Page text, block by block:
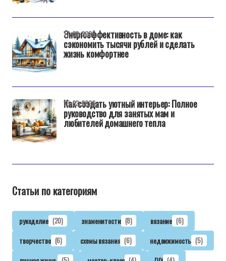
Энергоэффективность в доме: как
сэкономить тысячи рублей и сделать
жизнь комфортнее
17-02-2026
Как создать уютный интерьер: Полное
руководство для занятых мам и
любителей домашнего тепла
16-02-2026
Статьи по категориям
рукоделие (20) знаменитости (8) вязание (6)
творчество (6) схемы вязания (6) недвижимость (5)